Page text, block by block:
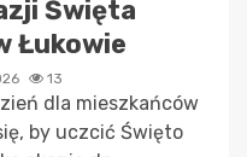
Święta
Łukowie
13
dla mieszkańców
by uczcić Święto